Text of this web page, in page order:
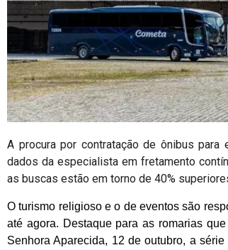
A procura por contratação de ônibus
dados da especialista em fretamento
as buscas estão em torno de 40%
O turismo religioso e o de eventos são
até agora. Destaque para as romarias
Senhora Aparecida, 12 de outubro, a